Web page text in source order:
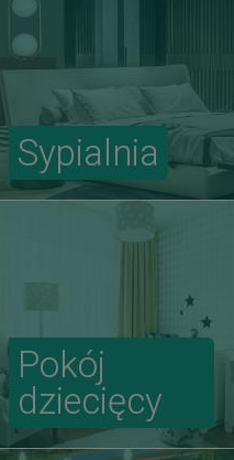
Sypialnia
Pokój
dziecięcy